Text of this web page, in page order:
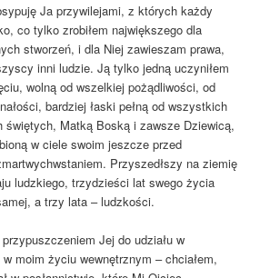
Ja przywilejami, z których każdy
co tylko zrobiłem największego dla
stworzeń, i dla Niej zawieszam prawa,
inni ludzie. Ją tylko jedną uczyniłem
wolną od wszelkiej pożądliwości, od
bardziej łaski pełną od wszystkich
świętych, Matką Boską i zawsze Dziewicą,
w ciele swoim jeszcze przed
Przyszedłszy na ziemię
ludzkiego, trzydzieści lat swego życia
a trzy lata – ludzkości.
Jej do udziału w
moim życiu wewnętrznym – chciałem,